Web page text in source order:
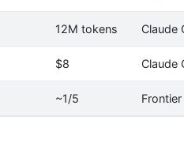
12M tokens Claude
$8 Claude
~1/5